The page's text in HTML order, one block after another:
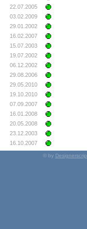
22.07.2005
03.02.2009
29.01.2002
16.02.2007
15.07.2003
19.07.2002
06.12.2002
29.08.2006
29.05.2010
19.10.2010
07.09.2007
16.01.2008
20.05.2008
23.12.2003
16.10.2007
© by